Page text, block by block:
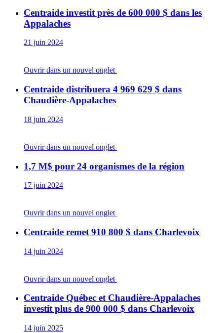
Centraide investit près de 600 000 $ dans les
Appalaches
21 juin 2024
Ouvrir dans un nouvel onglet
Centraide distribuera 4 969 629 $ dans
Chaudière-Appalaches
18 juin 2024
Ouvrir dans un nouvel onglet
1,7 M$ pour 24 organismes de la région
17 juin 2024
Ouvrir dans un nouvel onglet
Centraide remet 910 800 $ dans Charlevoix
14 juin 2024
Ouvrir dans un nouvel onglet
Centraide Québec et Chaudière-Appalaches
investit plus de 900 000 $ dans Charlevoix
14 juin 2025